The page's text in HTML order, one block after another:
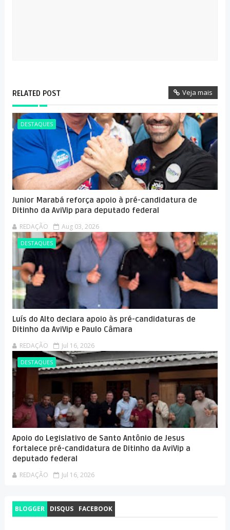
RELATED POST Veja mais
DESTAQUES
Junior Marabá reforça apoio à pré-candidatura de
Ditinho da AviVip para deputado federal
REDAÇÃO Aug 03, 2026
DESTAQUES
Luís do Alto declara apoio às pré-candidaturas de
Ditinho da AviVip e Paulo Câmara
REDAÇÃO Jul 16, 2026
DESTAQUES
Apoio do Legislativo de Santo Antônio de Jesus
fortalece pré-candidatura de Ditinho da AviVip a
deputado federal
REDAÇÃO Jul 16, 2026
BLOGGER DISQUS FACEBOOK